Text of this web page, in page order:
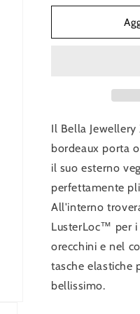
per
Jewellery
Il Bella
bordeaux porta
il suo esterno
perfettamente
All'interno
LusterLoc™ per
orecchini e nel
tasche elastiche
bellissimo.